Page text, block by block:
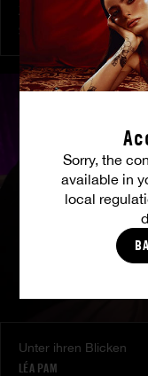
Sorry, the
available in
local
Zu ihren Befehlen
SHALINA DEVINE
Unter ihren Blicken
LÉA PAM